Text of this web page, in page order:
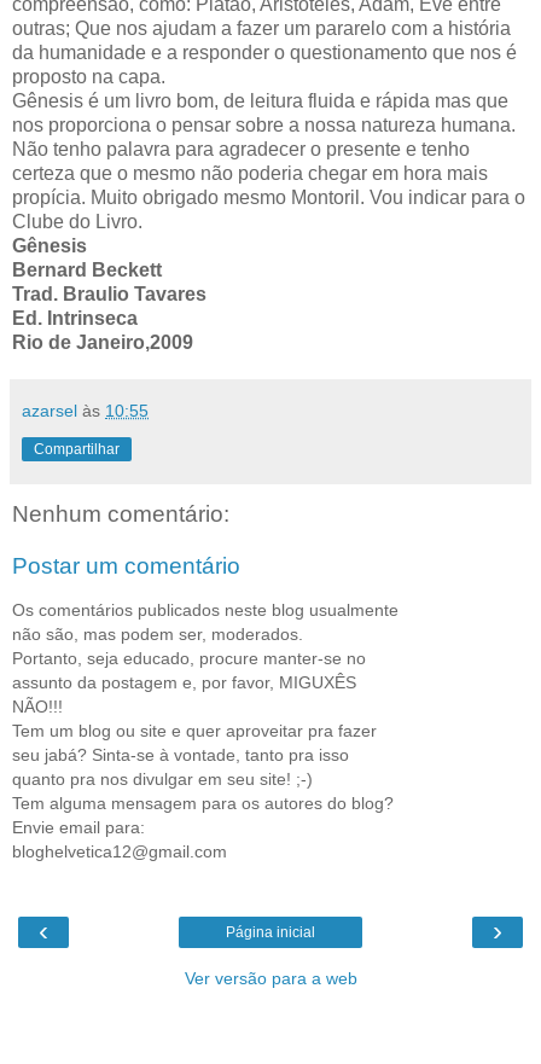
outras; Que nos ajudam a fazer um pararelo com a história
da humanidade e a responder o questionamento que nos é
proposto na capa.
Gênesis é um livro bom, de leitura fluida e rápida mas que
nos proporciona o pensar sobre a nossa natureza humana.
Não tenho palavra para agradecer o presente e tenho
certeza que o mesmo não poderia chegar em hora mais
propícia. Muito obrigado mesmo Montoril. Vou indicar para o
Clube do Livro.
Gênesis
Bernard Beckett
Trad. Braulio Tavares
Ed. Intrinseca
Rio de Janeiro,2009
azarsel às 10:55
Compartilhar
Nenhum comentário:
Postar um comentário
Os comentários publicados neste blog usualmente
não são, mas podem ser, moderados.
Portanto, seja educado, procure manter-se no
assunto da postagem e, por favor, MIGUXÊS
NÃO!!!
Tem um blog ou site e quer aproveitar pra fazer
seu jabá? Sinta-se à vontade, tanto pra isso
quanto pra nos divulgar em seu site! ;-)
Tem alguma mensagem para os autores do blog?
Envie email para:
bloghelvetica12@gmail.com
‹ ›
Página inicial
Ver versão para a web